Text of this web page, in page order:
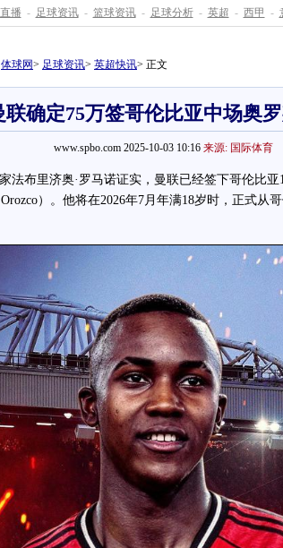
直播 - 足球资讯 - 篮球资讯 - 足球分析 - 英超 - 西甲 -
体球网> 足球资讯> 英超快讯> 正文
联确定75万签哥伦比亚中场奥罗
www.spbo.com 2025-10-03 10:16 来源: 国际体育
布里济奥· 罗马诺证实，曼联已经签下哥伦比亚
）。他将在2026年7月年满18岁时，正式从